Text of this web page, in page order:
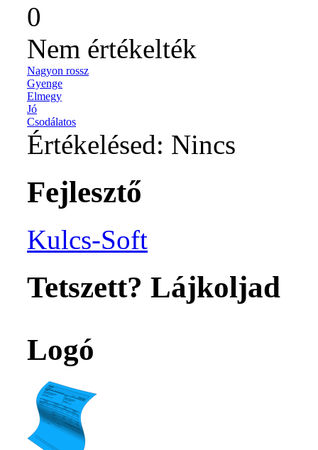
0
Nem értékelték
Nagyon rossz
Gyenge
Elmegy
Jó
Csodálatos
Értékelésed: Nincs
Fejlesztő
Kulcs-Soft
Tetszett? Lájkoljad
Logó